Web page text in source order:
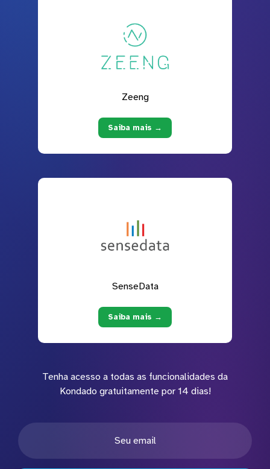
Zeeng
Saiba mais →
SenseData
Saiba mais →
Tenha acesso a todas as funcionalidades da
Kondado gratuitamente por 14 dias!